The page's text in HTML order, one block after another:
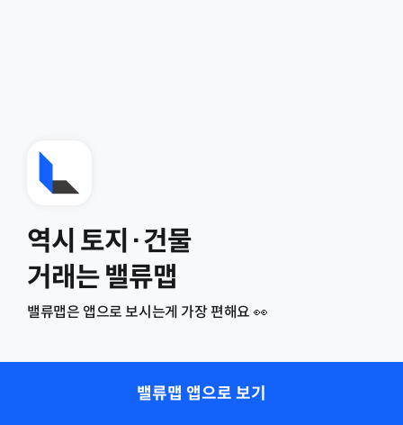
역시 토지·건물
거래는 밸류맵
밸류맵은 앱으로 보시는게 가장 편해요 👀
밸류맵 앱으로 보기